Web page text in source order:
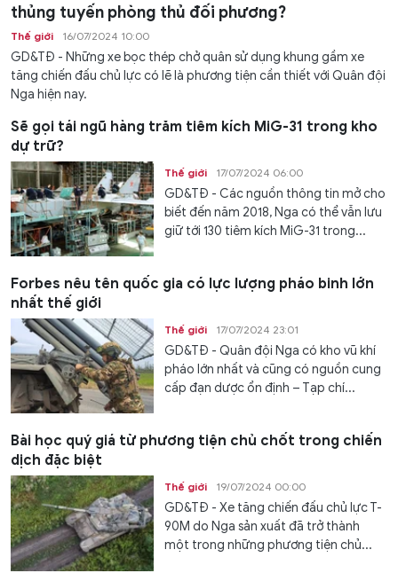
thủng tuyến phòng thủ đối phương?
Thế giới 16/07/2024 10:00
GD&TĐ - Những xe bọc thép chở quân sử dụng khung gầm xe
tăng chiến đấu chủ lực có lẽ là phương tiện cần thiết với Quân đội
Nga hiện nay.
Sẽ gọi tái ngũ hàng trăm tiêm kích MiG-31 trong kho
dự trữ?
Thế giới 17/07/2024 06:00
GD&TĐ - Các nguồn thông tin mở cho
biết đến năm 2018, Nga có thể vẫn lưu
giữ tới 130 tiêm kích MiG-31 trong...
Forbes nêu tên quốc gia có lực lượng pháo binh lớn
nhất thế giới
Thế giới 17/07/2024 23:01
GD&TĐ - Quân đội Nga có kho vũ khí
pháo lớn nhất và cũng có nguồn cung
cấp đạn dược ổn định – Tạp chí...
Bài học quý giá từ phương tiện chủ chốt trong chiến
dịch đặc biệt
Thế giới 19/07/2024 00:00
GD&TĐ - Xe tăng chiến đấu chủ lực T-
90M do Nga sản xuất đã trở thành
một trong những phương tiện chủ...